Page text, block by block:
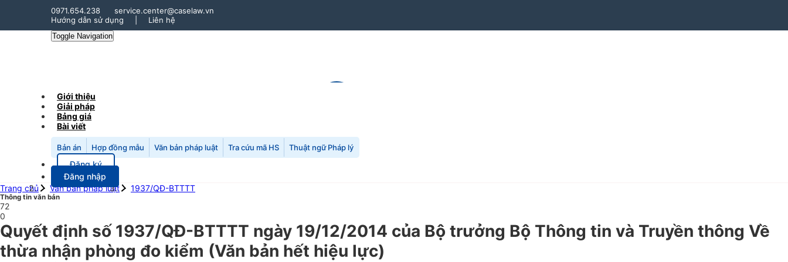
0971.654.238
service.center@caselaw.vn
Hướng dẫn sử dụng
Liên hệ
Toggle Navigation
Giới thiệu
Giải pháp
Bảng giá
Bài viết
Bản án Hợp đồng mẫu Văn bản pháp luật Tra cứu mã HS Thuật ngữ Pháp lý
Đăng ký
Đăng nhập
Trang chủ
Văn bản pháp luật 1937/QĐ-BTTTT
Thông tin văn bản
72
0
Quyết định số 1937/QĐ-BTTTT ngày 19/12/2014 của Bộ trưởng Bộ Thông tin và Truyền thông Về
thừa nhận phòng đo kiểm (Văn bản hết hiệu lực)